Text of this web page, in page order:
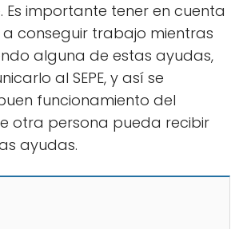
Es importante tener en cuenta
a conseguir trabajo mientras
alguna de estas ayudas,
al SEPE, y así se
funcionamiento del
otra persona pueda recibir
ayudas.